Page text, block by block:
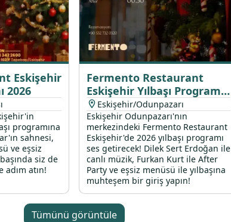
Eskişehir
2026
programına
sahnesi,
ve eşsiz
siz de
atın!
Fermento Restaurant
Eskişehir Yılbaşı Programı
2026
Eskişehir/Odunpazarı
Eskişehir Odunpazarı'nın
merkezindeki Fermento Restaurant
Eskişehir'de 2026 yılbaşı programı
ses getirecek! Dilek Sert Erdoğan ile
canlı müzik, Furkan Kurt ile After
Party ve eşsiz menüsü ile yılbaşına
muhteşem bir giriş yapın!
Tümünü görüntüle